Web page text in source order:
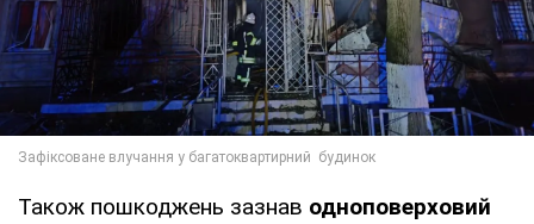
Також пошкоджень зазнав одноповерховий